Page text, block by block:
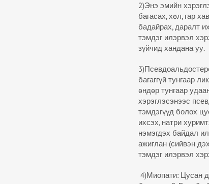
2)Энэ эмийн
багасах, хөл, гар
бадайрах, даралт
тэмдэг илэрвэл
зүйчид хандана уу.
багаггүй тунгаар
өндөр тунгаар
хэрэглэсэнээс
тэмдэгүүд болох
ихсэх, натри
нэмэгдэх байдал
ажиглан (сийвэн
тэмдэг илэрвэл
4)Миопати: Цусан